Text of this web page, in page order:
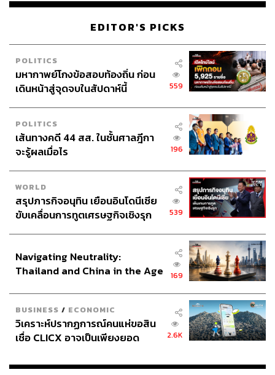
EDITOR'S PICKS
POLITICS
มหากาพย์โกงข้อสอบท้องถิ่น ก่อน
เดินหน้าสู่จุดจบในสัปดาห์นี้
559
POLITICS
เส้นทางคดี 44 สส. ในชั้นศาลฎีกา
จะรู้ผลเมื่อไร
196
WORLD
สรุปภารกิจอนุทิน เยือนอินโดนีเซีย
ขับเคลื่อนการทูตเศรษฐกิจเชิงรุก
539
Navigating Neutrality:
Thailand and China in the Age
169
BUSINESS / ECONOMIC
วิเคราะห์ปรากฏการณ์คนแห่ขอสิน
เชื่อ CLICX อาจเป็นเพียงยอด
เรือนไทยที่ถูกซุกไว้
2.6K